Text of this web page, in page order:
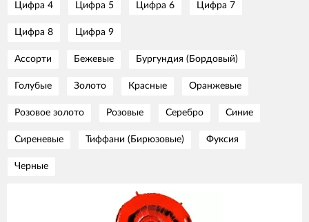
Цифра 4 Цифра 5 Цифра 6 Цифра 7
Цифра 8 Цифра 9
Ассорти Бежевые Бургундия (Бордовый)
Голубые Золото Красные Оранжевые
Розовое золото Розовые Серебро Синие
Сиреневые Тиффани (Бирюзовые) Фуксия
Черные